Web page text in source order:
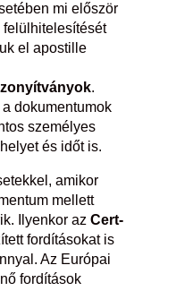
mi először
el apostille
.
dokumentumok
személyes
és időt is.
amikor
mellett
Ilyenkor az Cert-
fordításokat is
Az Európai
fordítások